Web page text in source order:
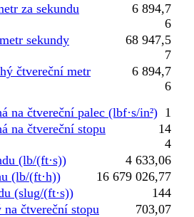
za sekundu
6 894,7
6
sekundy
68 947,5
7
čtvereční metr
6 894,7
6
na čtvereční palec (lbf·s/in²) 1
na čtvereční stopu
14
4
(lb/(ft·s))
4 633,06
(lb/(ft·h))
16 679 026,77
(slug/(ft·s))
144
čtvereční stopu
703,07